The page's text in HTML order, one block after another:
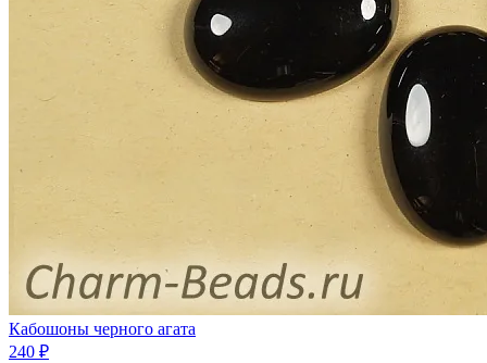
Кабошоны черного агата
240 ₽